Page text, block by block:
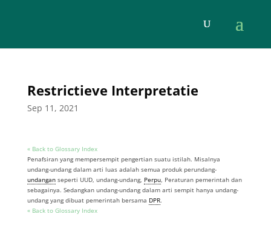
Restrictieve Interpretatie
Sep 11, 2021
« Back to Glossary Index
Penafsiran yang mempersempit pengertian suatu istilah. Misalnya
undang-undang dalam arti luas adalah semua produk perundang-
undanganseperti UUD, undang-undang, Perpu, Peraturan pemerintah dan
sebagainya. Sedangkan undang-undang dalam arti sempit hanya undang-
undang yang dibuat pemerintah bersama DPR.
« Back to Glossary Index